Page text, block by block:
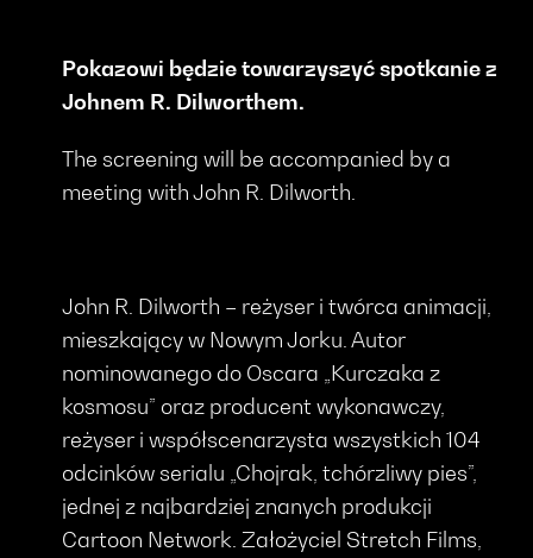
Pokazowi będzie towarzyszyć spotkanie z
Johnem R. Dilworthem.
The screening will be accompanied by a
meeting with John R. Dilworth.
John R. Dilworth – reżyser i twórca animacji,
mieszkający w Nowym Jorku. Autor
nominowanego do Oscara „Kurczaka z
kosmosu” oraz producent wykonawczy,
reżyser i współscenarzysta wszystkich 104
odcinków serialu „Chojrak, tchórzliwy pies”,
jednej z najbardziej znanych produkcji
Cartoon Network. Założyciel Stretch Films,